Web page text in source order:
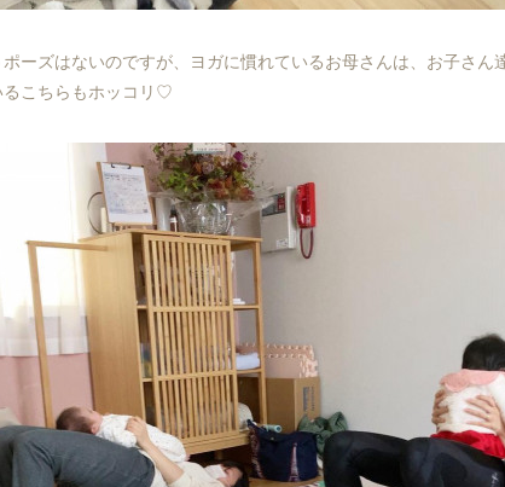
ーズはないのですが、ヨガに慣れているお母さんは、お子さん
るこちらもホッコリ♡